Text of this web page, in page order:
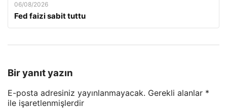
06/08/2026
Fed faizi sabit tuttu
Bir yanıt yazın
E-posta adresiniz yayınlanmayacak. Gerekli alanlar *
ile işaretlenmişlerdir